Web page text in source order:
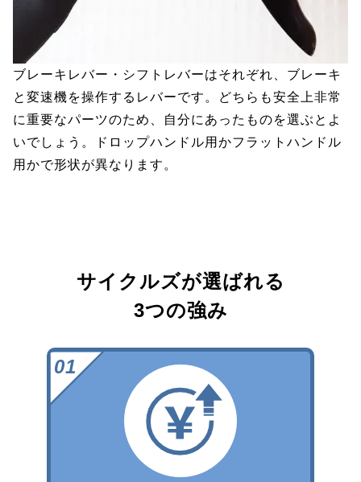
ブレーキレバー・シフトレバーはそれぞれ、ブレーキ
と変速機を操作するレバーです。どちらも安全上非常
に重要なパーツのため、自分にあったものを選ぶとよ
いでしょう。ドロップハンドル用かフラットハンドル
用かで形状が異なります。
サイクルズが選ばれる
3つの強み